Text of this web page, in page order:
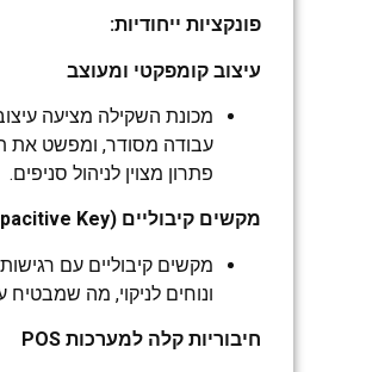
פונקציות ייחודיות:
עיצוב קומפקטי ומעוצב
מכונת השקילה מציעה
עבודה מסודר, ומפשט את
פתרון מצוין לניהול סניפים.
מקשים קיבוליים (Capacitive Key)
מקשים קיבוליים עם
ונוחים לניקוי, מה שמבטיח
חיבוריות קלה למערכות POS